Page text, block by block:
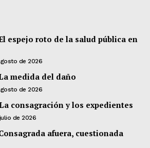
espejo roto de la salud pública en
de 2026
medida del daño
de 2026
consagración y los expedientes
de 2026
afuera, cuestionada